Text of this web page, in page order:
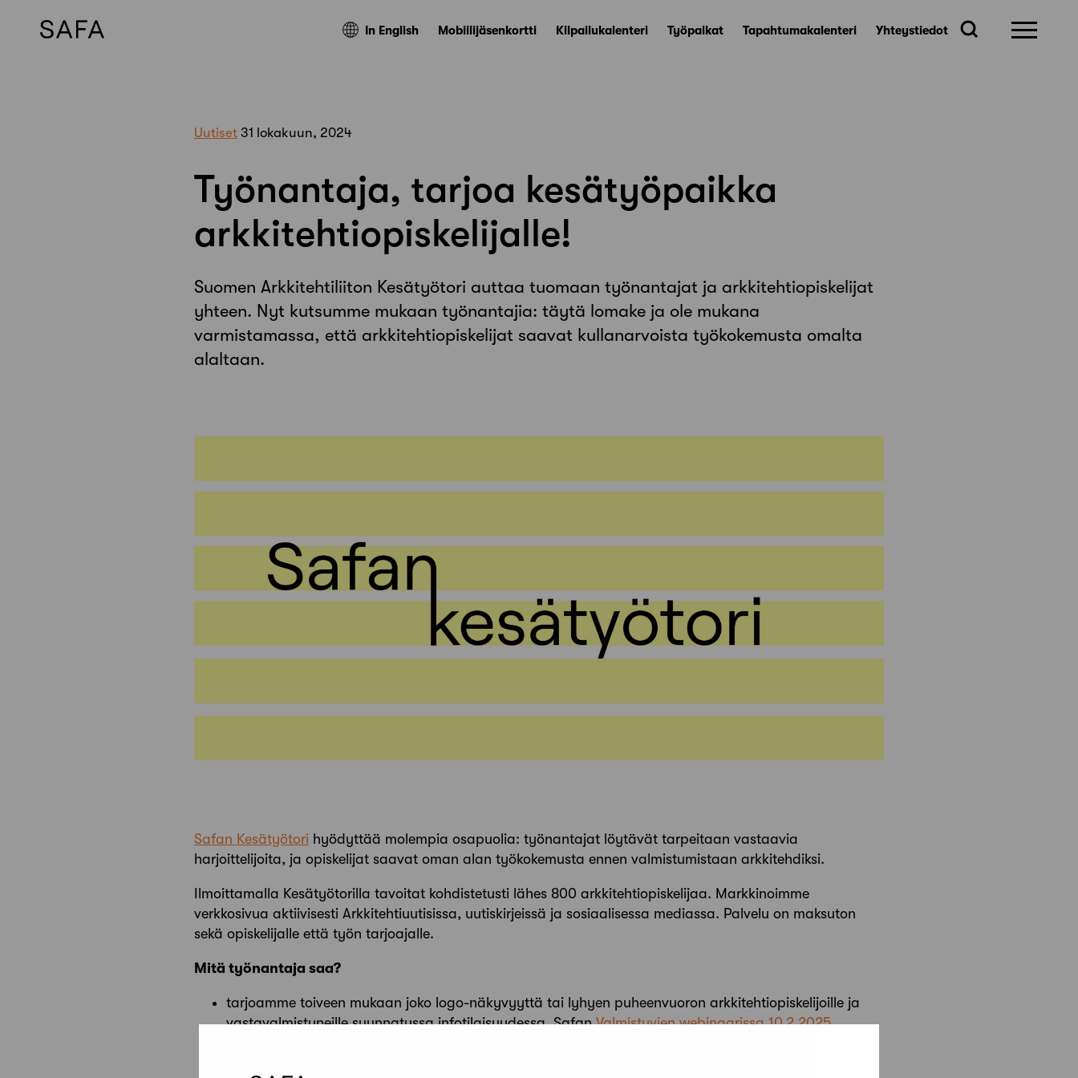
In English Mobiilijäsenkortti Kilpailukalenteri Työpaikat Tapahtumakalenteri Yhteystiedot
Uutiset 31 lokakuun, 2024
Työnantaja, tarjoa kesätyöpaikka
arkkitehtiopiskelijalle!
Suomen Arkkitehtiliiton Kesätyötori auttaa tuomaan työnantajat ja arkkitehtiopiskelijat
yhteen. Nyt kutsumme mukaan työnantajia: täytä lomake ja ole mukana
varmistamassa, että arkkitehtiopiskelijat saavat kullanarvoista työkokemusta omalta
alaltaan.
Safan Kesätyötori hyödyttää molempia osapuolia: työnantajat löytävät tarpeitaan vastaavia
harjoittelijoita, ja opiskelijat saavat oman alan työkokemusta ennen valmistumistaan arkkitehdiksi.
Ilmoittamalla Kesätyötorilla tavoitat kohdistetusti lähes 800 arkkitehtiopiskelijaa. Markkinoimme
verkkosivua aktiivisesti Arkkitehtiuutisissa, uutiskirjeissä ja sosiaalisessa mediassa. Palvelu on maksuton
sekä opiskelijalle että työn tarjoajalle.
Mitä työnantaja saa?
tarjoamme toiveen mukaan joko logo-näkyvyyttä tai lyhyen puheenvuoron arkkitehtiopiskelijoille ja
vastavalmistuneille suunnatussa infotilaisuudessa, SafanValmistuvien webinaarissa 10.2.2025